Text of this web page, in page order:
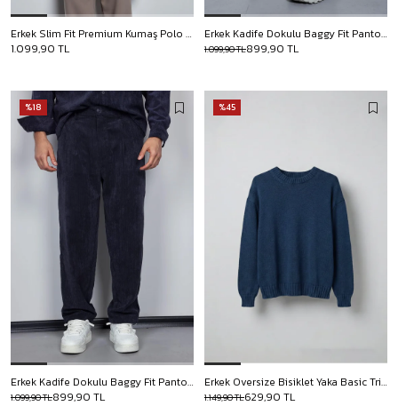
Erkek Slim Fit Premium Kumaş Polo Yaka Düğmeli Kazak Kahverengi
1.099,90 TL
Erkek Kadife Dokulu Baggy Fit Pantolon Taş Rengi
899,90 TL
1.099,90 TL
%18
Erkek Kadife Dokulu Baggy Fit Pantolon Lacivert
899,90 TL
1.099,90 TL
%45
Erkek Oversize Bisiklet Yaka Basic Triko Kazak Lacivert
629,90 TL
1.149,90 TL